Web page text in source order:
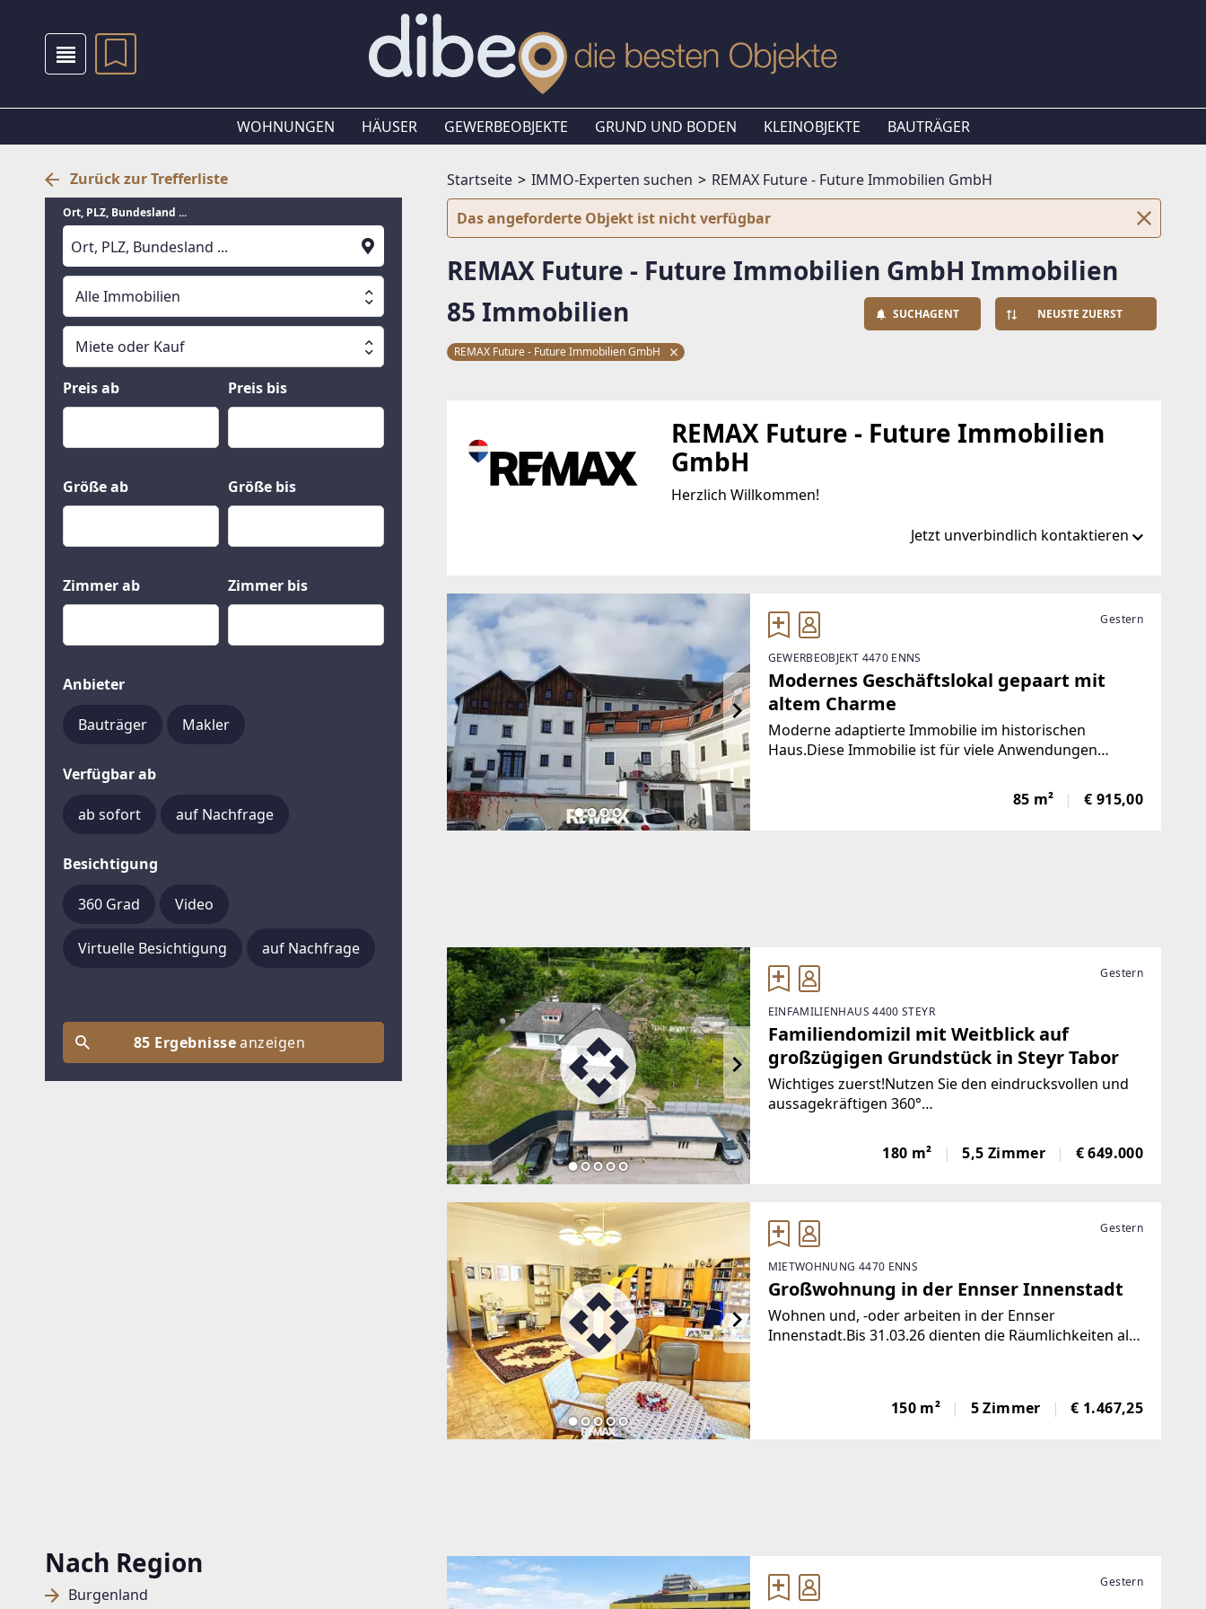
WOHNUNGEN HÄUSER GEWERBEOBJEKTE GRUND UND BODEN KLEINOBJEKTE BAUTRÄGER
Zurück zur Trefferliste
Ort, PLZ, Bundesland ...
Suche läuft
Alle Immobilien
Alle Immobilien
Häuser
Grund und Boden
Miete oder Kauf
Miete oder Kauf
Kauf
Preis ab Preis bis
Größe ab Größe bis
Zimmer ab Zimmer bis
Anbieter
Bauträger Makler
Verfügbar ab
ab sofort auf Nachfrage
Besichtigung
360 Grad Video
Virtuelle Besichtigung auf Nachfrage
85 Ergebnisseanzeigen
Nach Region
Burgenland
Startseite IMMO-Experten suchen
REMAX Future - Future Immobilien GmbH
Das angeforderte Objekt ist nicht verfügbar
REMAX Future - Future Immobilien GmbH Immobilien
85 Immobilien
SUCHAGENT NEUSTE ZUERST
REMAX Future - Future Immobilien GmbH
REMAX Future - Future Immobilien
GmbH
Herzlich Willkommen!
Jetzt unverbindlich kontaktieren
Linzer Straße 11
4470 Enns
https://www.remax.at/de/ib/remax-future-enns
EMAIL
w.petermair@remax-future.at
Gestern
GEWERBEOBJEKT 4470 ENNS
Modernes Geschäftslokal gepaart mit
altem Charme
Moderne adaptierte Immobilie im historischen
Haus.Diese Immobilie ist für viele Anwendungen
Büro, Ordination oder Lager ....Das Erdgeschoß hell
mit großen Glaselementen und im Untergeschoß
85 m² € 915,00
Gestern
EINFAMILIENHAUS 4400 STEYR
Familiendomizil mit Weitblick auf
großzügigen Grundstück in Steyr Tabor
Wichtiges zuerst!Nutzen Sie den eindrucksvollen und
aussagekräftigen 360°
angenehmer Wohnlage von Steyr verbindet dieses
Haus großzügiges Platzangebot mit einem Umfeld ,
180 m² 5,5 Zimmer € 649.000
Gestern
MIETWOHNUNG 4470 ENNS
Großwohnung in der Ennser Innenstadt
Wohnen und, -oder arbeiten in der Ennser
Innenstadt.Bis 31.03.26 dienten die Räumlichkeiten als
150 m² 5 Zimmer € 1.467,25
Gestern